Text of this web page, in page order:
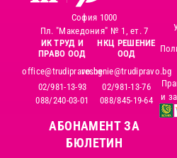
София 1000
Пл. "Македония" № 1, ет. 7
ИК ТРУД И
ПРАВО ООД
office@trudipravo.bg
02/981-13-93
088/240-03-01
НКЦ РЕШЕНИЕ
ООД
reshenie@trudipravo.bg
02/981-13-76
088/845-19-64
и
АБОНАМЕНТ ЗА
БЮЛЕТИН